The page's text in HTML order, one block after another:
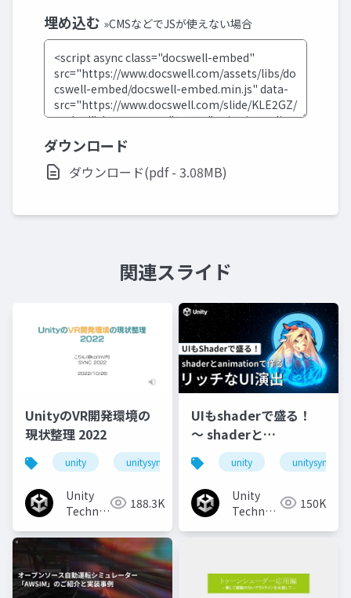
埋め込む »CMSなどでJSが使えない場合
ダウンロード
ダウンロード(pdf - 3.08MB)
関連スライド
UnityのVR開発環境の
現状整理 2022
unity unitysync
Unity
Technologies188.3K
UIもshaderで盛る！
〜 shaderと
animationで作るリッ
チなUI演出
unity unitysync
Unity
Technologies150K